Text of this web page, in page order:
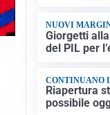
NUOVI
Giorgetti alla
del PIL per
CONTINUANO
Riapertura
possibile